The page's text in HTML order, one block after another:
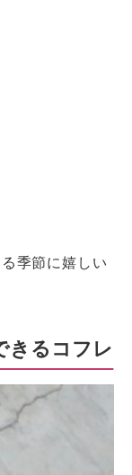
季節に嬉しい
きるコフレ